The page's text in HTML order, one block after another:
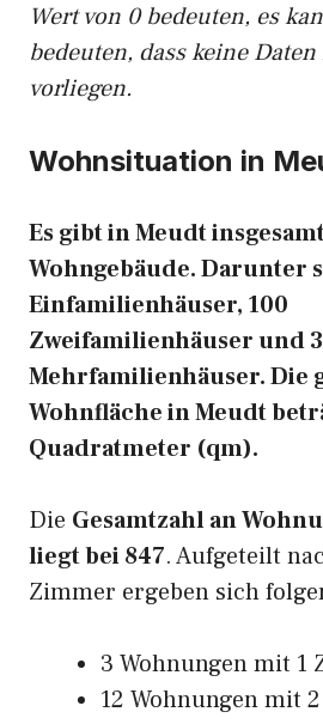
Wert von 0 bedeuten, es
bedeuten, dass keine
vorliegen.
Wohnsituation in
Es gibt in Meudt
Wohngebäude. Darunter
Einfamilienhäuser, 100
Zweifamilienhäuser und
Mehrfamilienhäuser. Die
Wohnfläche in Meudt
Quadratmeter (qm).
Die Gesamtzahl an
liegt bei 847. Aufgeteilt
Zimmer ergeben sich
3 Wohnungen mit 1
12 Wohnungen mit